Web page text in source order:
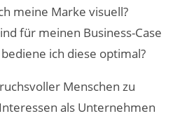
meine Marke visuell?
für meinen Business-Case
ich diese optimal?
Menschen zu
als Unternehmen